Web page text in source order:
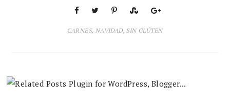
CARNES, NAVIDAD,SIN GLÚTEN